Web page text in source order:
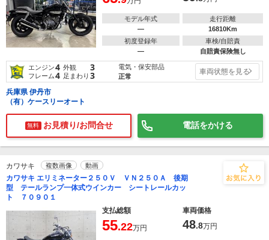
モデル年式
―
走行距離
16810Km
初度登録年
―
車検/自賠責
自賠責保険無し
エンジン4 外観 3
フレーム4 足まわり 3
電気・保安部品
正常
車両状態を見る
兵庫県 伊丹市
（有）ケースリーオート
無料 お見積り/お問合せ 電話をかける
カワサキ 複数画像 動画
カワサキ エリミネーター２５０Ｖ ＶＮ２５０Ａ 後期
型 テールランプ一体式ウインカー シートレールカッ
ト ７０９０１
支払総額
車両価格
55.22万円 48.8万円